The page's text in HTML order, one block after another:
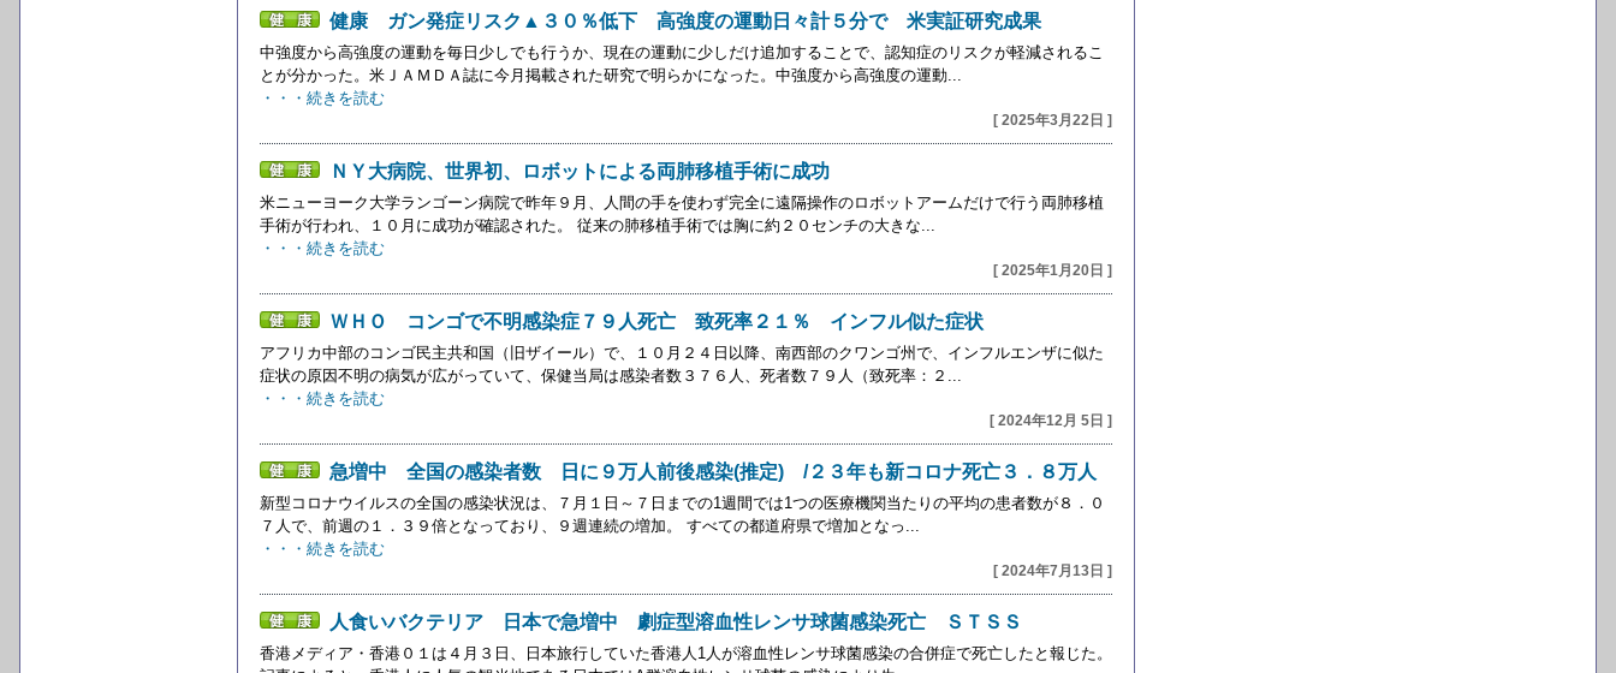
健康 ガン発症リスク▲３０％低下 高強度の運動日々計５分で 米実証研究成果
中強度から高強度の運動を毎日少しでも行うか、現在の運動に少しだけ追加することで、認知症のリスクが軽減されるこ
とが分かった。米ＪＡＭＤＡ誌に今月掲載された研究で明らかになった。中強度から高強度の運動...
・・・続きを読む
[ 2025年3月22日 ]
ＮＹ大病院、世界初、ロボットによる両肺移植手術に成功
米ニューヨーク大学ランゴーン病院で昨年９月、人間の手を使わず完全に遠隔操作のロボットアームだけで行う両肺移植
手術が行われ、１０月に成功が確認された。 従来の肺移植手術では胸に約２０センチの大きな...
・・・続きを読む
[ 2025年1月20日 ]
ＷＨＯ コンゴで不明感染症７９人死亡 致死率２１％ インフル似た症状
アフリカ中部のコンゴ民主共和国（旧ザイール）で、１０月２４日以降、南西部のクワンゴ州で、インフルエンザに似た
症状の原因不明の病気が広がっていて、保健当局は感染者数３７６人、死者数７９人（致死率：２...
・・・続きを読む
[ 2024年12月 5日 ]
急増中 全国の感染者数 日に９万人前後感染(推定) /２３年も新コロナ死亡３．８万人
新型コロナウイルスの全国の感染状況は、７月１日～７日までの1週間では1つの医療機関当たりの平均の患者数が８．０
７人で、前週の１．３９倍となっており、９週連続の増加。 すべての都道府県で増加となっ...
・・・続きを読む
[ 2024年7月13日 ]
人食いバクテリア 日本で急増中 劇症型溶血性レンサ球菌感染死亡 ＳＴＳＳ
香港メディア・香港０１は４月３日、日本旅行していた香港人1人が溶血性レンサ球菌感染の合併症で死亡したと報じた。